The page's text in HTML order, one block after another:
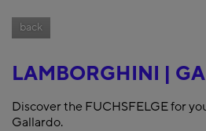
back
LAMBORGHINI |
Discover the FUCHSFELGE for
Gallardo.